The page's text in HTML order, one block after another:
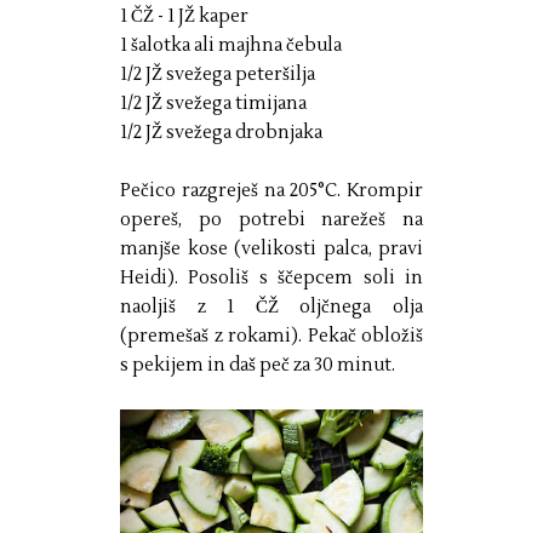
1 ČŽ - 1 JŽ kaper
1 šalotka ali majhna čebula
1/2 JŽ svežega peteršilja
1/2 JŽ svežega timijana
1/2 JŽ svežega drobnjaka
Pečico razgreješ na 205°C. Krompir
opereš, po potrebi narežeš na
manjše kose (velikosti palca, pravi
Heidi). Posoliš s ščepcem soli in
naoljiš z 1 ČŽ oljčnega olja
(premešaš z rokami). Pekač obložiš
s pekijem in daš peč za 30 minut.